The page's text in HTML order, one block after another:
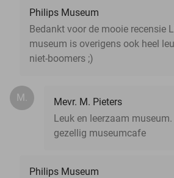
Philips Museum
Bedankt voor de mooie recensie
museum is overigens ook heel
niet-boomers ;)
M.
Mevr. M. Pieters
Leuk en leerzaam
gezellig museumcafe
Philips Museum